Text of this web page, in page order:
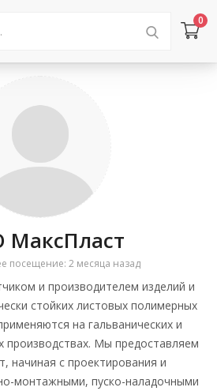
0
посещение: 2 месяца назад
и производителем изделий и
стойких листовых полимерных
на гальванических и
производствах. Мы предоставляем
начиная с проектирования и
монтажными, пуско-наладочными